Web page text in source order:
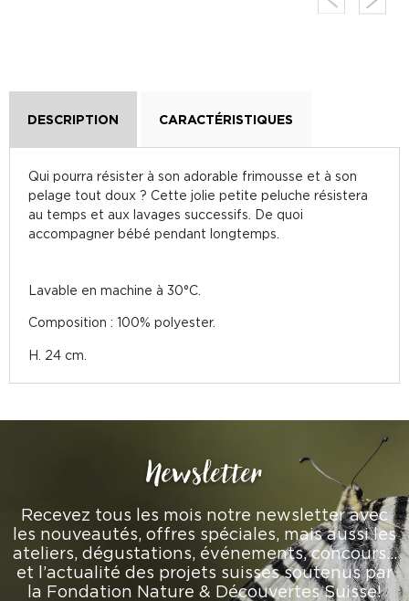
DESCRIPTION CARACTÉRISTIQUES
Qui pourra résister à son adorable frimousse et à son
pelage tout doux ? Cette jolie petite peluche résistera
au temps et aux lavages successifs. De quoi
accompagner bébé pendant longtemps.
Lavable en machine à 30°C.
Composition : 100% polyester.
H. 24 cm.
Newsletter
Recevez tous les mois notre newsletter avec
les nouveautés, offres spéciales, mais aussi les
ateliers, dégustations, événements, concours…
et l’actualité des projets suisses soutenus par
la Fondation Nature & Découvertes Suisse!